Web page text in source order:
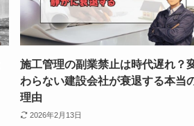
施工管理の副業禁止は時代遅れ？
わらない建設会社が衰退する本当
理由
2026年2月13日